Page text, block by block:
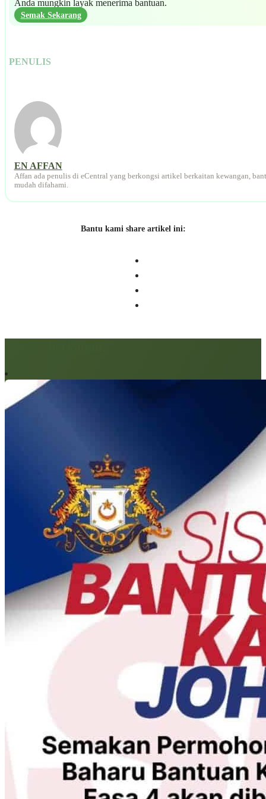
Anda mungkin layak menerima bantuan.
Semak Sekarang
PENULIS
EN AFFAN
Affan ada penulis di eCentral yang berkongsi artikel berkaitan kewangan,
mudah difahami.
Bantu kami share artikel ini: